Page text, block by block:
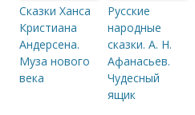
Сказки Ханса
Кристиана
Андерсена.
Муза нового
века
Русские
народные
сказки. А. Н.
Афанасьев.
Чудесный
ящик